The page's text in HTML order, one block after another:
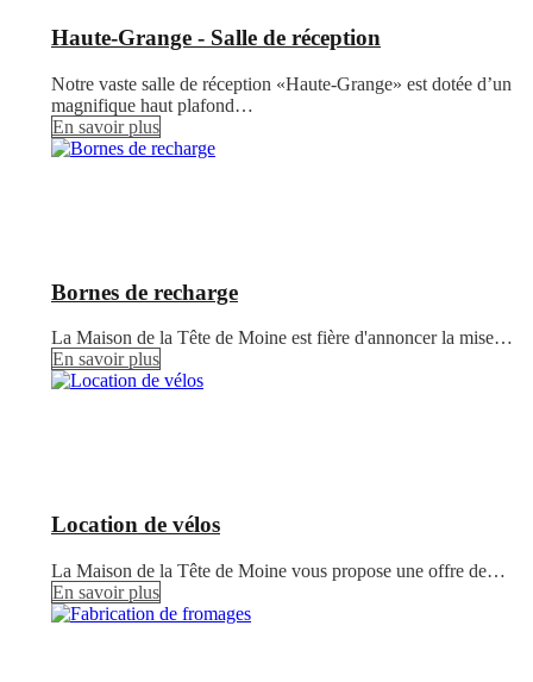
Haute-Grange - Salle de réception
Notre vaste salle de réception «Haute-Grange» est dotée d’un
magnifique haut plafond…
En savoir plus
Bornes de recharge
La Maison de la Tête de Moine est fière d'annoncer la mise…
En savoir plus
Location de vélos
La Maison de la Tête de Moine vous propose une offre de…
En savoir plus